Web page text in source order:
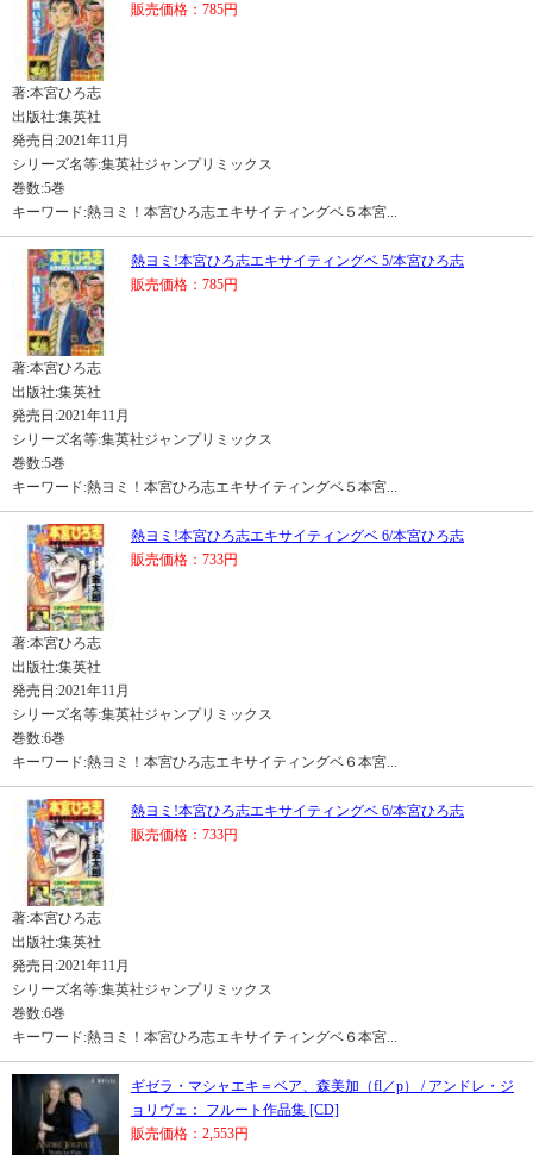
販売価格：785円
著:本宮ひろ志
出版社:集英社
発売日:2021年11月
シリーズ名等:集英社ジャンプリミックス
巻数:5巻
キーワード:熱ヨミ！本宮ひろ志エキサイティングベ５本宮...
熱ヨミ!本宮ひろ志エキサイティングベ 5/本宮ひろ志
販売価格：785円
著:本宮ひろ志
出版社:集英社
発売日:2021年11月
シリーズ名等:集英社ジャンプリミックス
巻数:5巻
キーワード:熱ヨミ！本宮ひろ志エキサイティングベ５本宮...
熱ヨミ!本宮ひろ志エキサイティングベ 6/本宮ひろ志
販売価格：733円
著:本宮ひろ志
出版社:集英社
発売日:2021年11月
シリーズ名等:集英社ジャンプリミックス
巻数:6巻
キーワード:熱ヨミ！本宮ひろ志エキサイティングベ６本宮...
熱ヨミ!本宮ひろ志エキサイティングベ 6/本宮ひろ志
販売価格：733円
著:本宮ひろ志
出版社:集英社
発売日:2021年11月
シリーズ名等:集英社ジャンプリミックス
巻数:6巻
キーワード:熱ヨミ！本宮ひろ志エキサイティングベ６本宮...
ギゼラ・マシャエキ＝ベア、森美加（fl／p） / アンドレ・ジ
ョリヴェ： フルート作品集 [CD]
販売価格：2,553円